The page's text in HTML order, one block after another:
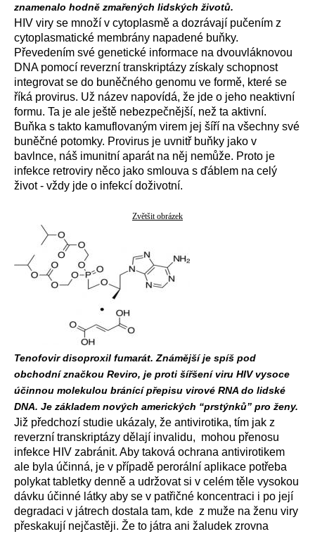
znamenalo hodně zmařených lidských životů.
HIV viry se množí v cytoplasmě a dozrávají pučením z
cytoplasmatické membrány napadené buňky.
Převedením své genetické informace na dvouvláknovou
DNA pomocí reverzní transkriptázy získaly schopnost
integrovat se do buněčného genomu ve formě, které se
říká provirus. Už název napovídá, že jde o jeho neaktivní
formu. Ta je ale ještě nebezpečnější, než ta aktivní.
Buňka s takto kamuflovaným virem jej šíří na všechny své
buněčné potomky. Provirus je uvnitř buňky jako v
bavlnce, náš imunitní aparát na něj nemůže. Proto je
infekce retroviry něco jako smlouva s ďáblem na celý
život - vždy jde o infekcí doživotní.
Zvětšit obrázek
Tenofovir disoproxil fumarát. Známější je spíš pod
obchodní značkou Reviro, je proti šířšení viru HIV vysoce
účinnou molekulou bránící přepisu virové RNA do lidské
DNA. Je základem nových amerických “prstýnků” pro ženy.
Již předchozí studie ukázaly, že antivirotika, tím jak z
reverzní transkriptázy dělají invalidu, mohou přenosu
infekce HIV zabránit. Aby taková ochrana antivirotikem
ale byla účinná, je v případě perorální aplikace potřeba
polykat tabletky denně a udržovat si v celém těle vysokou
dávku účinné látky aby se v patřičné koncentraci i po její
degradaci v játrech dostala tam, kde z muže na ženu viry
přeskakují nejčastěji. Že to játra ani žaludek zrovna